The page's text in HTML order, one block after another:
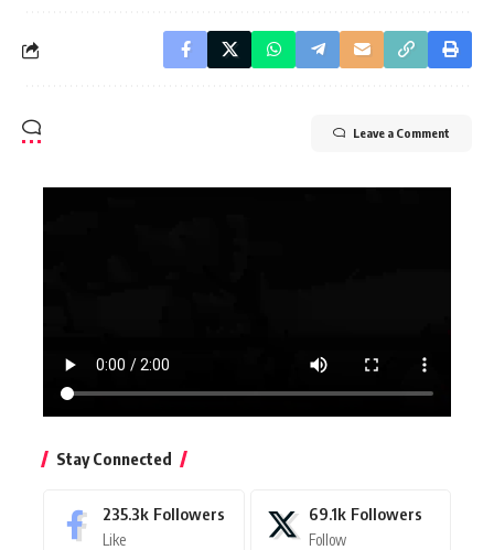
Leave a Comment
Stay Connected
235.3k Followers
Like
69.1k Followers
Follow